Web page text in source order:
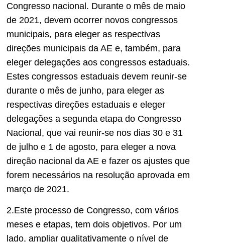
Congresso nacional. Durante o mês de maio
de 2021, devem ocorrer novos congressos
municipais, para eleger as respectivas
direções municipais da AE e, também, para
eleger delegações aos congressos estaduais.
Estes congressos estaduais devem reunir-se
durante o mês de junho, para eleger as
respectivas direções estaduais e eleger
delegações a segunda etapa do Congresso
Nacional, que vai reunir-se nos dias 30 e 31
de julho e 1 de agosto, para eleger a nova
direção nacional da AE e fazer os ajustes que
forem necessários na resolução aprovada em
março de 2021.
2.Este processo de Congresso, com vários
meses e etapas, tem dois objetivos. Por um
lado, ampliar qualitativamente o nível de